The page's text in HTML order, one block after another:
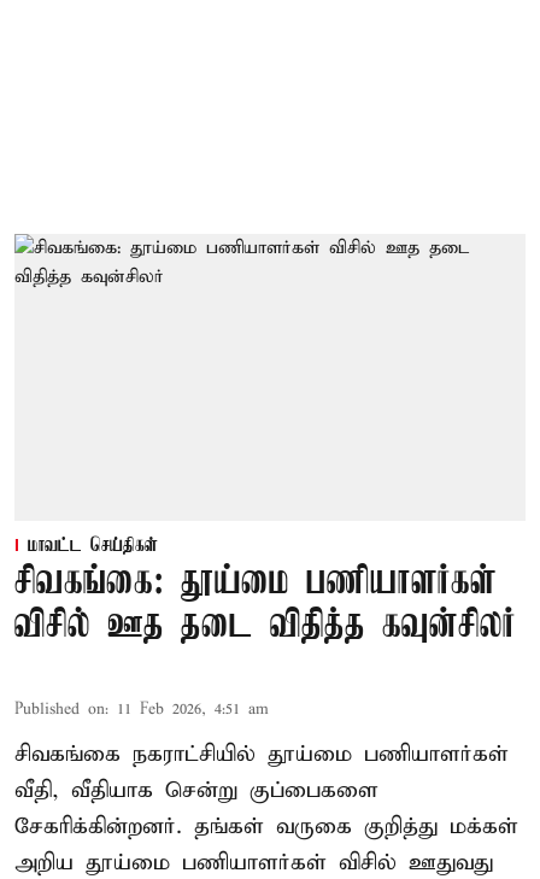
மாவட்ட செய்திகள்
சிவகங்கை: தூய்மை பணியாளர்கள்
விசில் ஊத தடை விதித்த கவுன்சிலர்
Published on: 11 Feb 2026, 4:51 am
சிவகங்கை நகராட்சியில் தூய்மை பணியாளர்கள்
வீதி, வீதியாக சென்று குப்பைகளை
சேகரிக்கின்றனர். தங்கள் வருகை குறித்து மக்கள்
அறிய தூய்மை பணியாளர்கள் விசில் ஊதுவது